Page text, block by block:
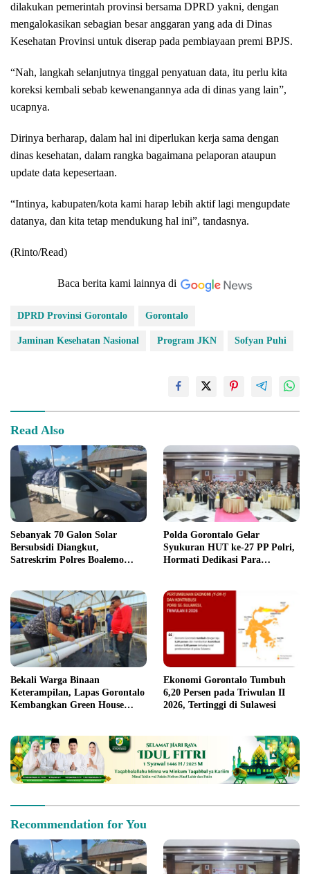
dilakukan pemerintah provinsi bersama DPRD yakni, dengan
mengalokasikan sebagian besar anggaran yang ada di Dinas
Kesehatan Provinsi untuk diserap pada pembiayaan premi BPJS.
“Nah, langkah selanjutnya tinggal penyatuan data, itu perlu kita
koreksi kembali sebab kewenangannya ada di dinas yang lain”,
ucapnya.
Dirinya berharap, dalam hal ini diperlukan kerja sama dengan
dinas kesehatan, dalam rangka bagaimana pelaporan ataupun
update data kepesertaan.
“Intinya, kabupaten/kota kami harap lebih aktif lagi mengupdate
datanya, dan kita tetap mendukung hal ini”, tandasnya.
(Rinto/Read)
Baca berita kami lainnya di
DPRD Provinsi Gorontalo Gorontalo
Jaminan Kesehatan Nasional Program JKN Sofyan Puhi
Read Also
Sebanyak 70 Galon Solar
Bersubsidi Diangkut,
Satreskrim Polres Boalemo
Polda Gorontalo Gelar
Syukuran HUT ke-27 PP Polri,
Hormati Dedikasi Para
Bekali Warga Binaan
Keterampilan, Lapas Gorontalo
Kembangkan Green House
Ekonomi Gorontalo Tumbuh
6,20 Persen pada Triwulan II
2026, Tertinggi di Sulawesi
Recommendation for You